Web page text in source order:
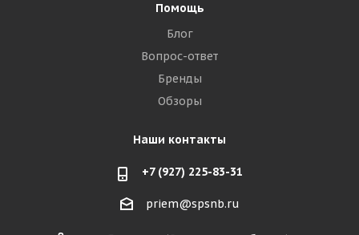
Помощь
Блог
Вопрос-ответ
Бренды
Обзоры
Наши контакты
+7 (927) 225-83-31
priem@spsnb.ru